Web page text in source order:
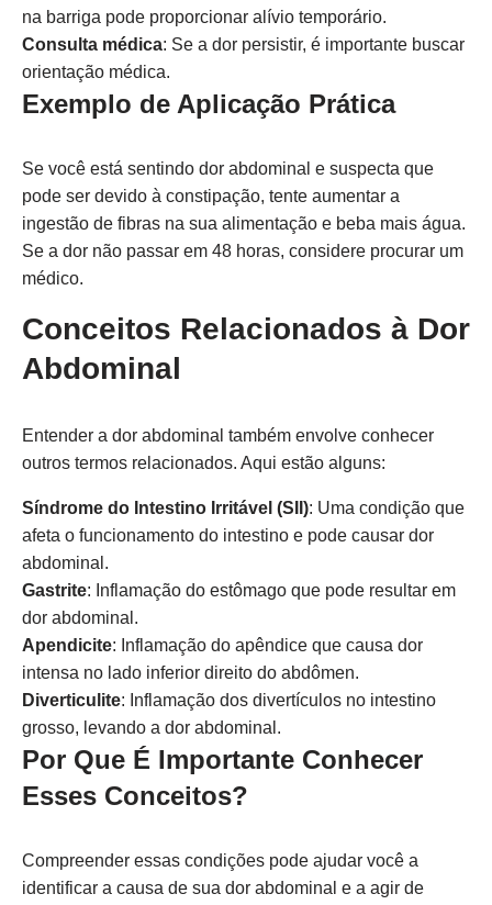
na barriga pode proporcionar alívio temporário.
Consulta médica: Se a dor persistir, é importante buscar
orientação médica.
Exemplo de Aplicação Prática
Se você está sentindo dor abdominal e suspecta que
pode ser devido à constipação, tente aumentar a
ingestão de fibras na sua alimentação e beba mais água.
Se a dor não passar em 48 horas, considere procurar um
médico.
Conceitos Relacionados à Dor
Abdominal
Entender a dor abdominal também envolve conhecer
outros termos relacionados. Aqui estão alguns:
Síndrome do Intestino Irritável (SII): Uma condição que
afeta o funcionamento do intestino e pode causar dor
abdominal.
Gastrite: Inflamação do estômago que pode resultar em
dor abdominal.
Apendicite: Inflamação do apêndice que causa dor
intensa no lado inferior direito do abdômen.
Diverticulite: Inflamação dos divertículos no intestino
grosso, levando a dor abdominal.
Por Que É Importante Conhecer
Esses Conceitos?
Compreender essas condições pode ajudar você a
identificar a causa de sua dor abdominal e a agir de